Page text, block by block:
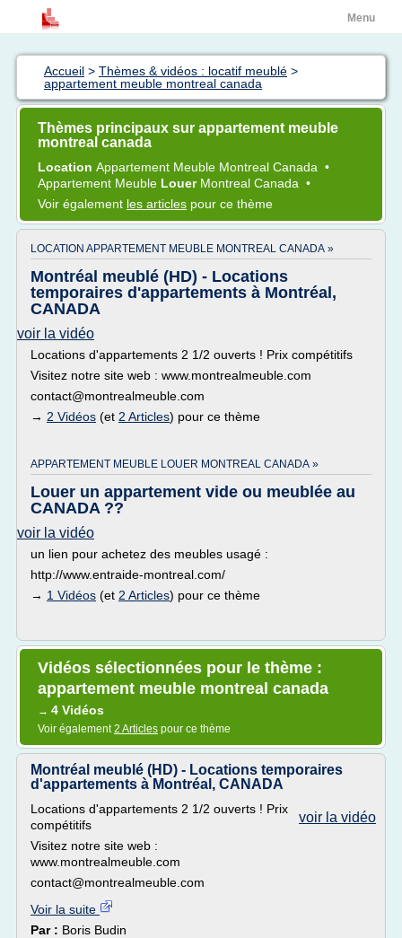
Menu
Accueil > Thèmes & vidéos : locatif meublé >
appartement meuble montreal canada
Thèmes principaux sur appartement meuble
montreal canada
Location Appartement Meuble Montreal Canada •
Appartement Meuble Louer Montreal Canada •
Voir également les articles pour ce thème
LOCATION APPARTEMENT MEUBLE MONTREAL CANADA »
Montréal meublé (HD) - Locations
temporaires d'appartements à Montréal,
CANADA
voir la vidéo
Locations d'appartements 2 1/2 ouverts ! Prix compétitifs
Visitez notre site web : www.montrealmeuble.com
contact@montrealmeuble.com
→ 2 Vidéos (et 2 Articles) pour ce thème
APPARTEMENT MEUBLE LOUER MONTREAL CANADA »
Louer un appartement vide ou meublée au
CANADA ??
voir la vidéo
un lien pour achetez des meubles usagé :
http://www.entraide-montreal.com/
→ 1 Vidéos (et 2 Articles) pour ce thème
Vidéos sélectionnées pour le thème :
appartement meuble montreal canada
→ 4 Vidéos
Voir également2 Articles pour ce thème
Montréal meublé (HD) - Locations temporaires
d'appartements à Montréal, CANADA
voir la vidéo
Locations d'appartements 2 1/2 ouverts ! Prix
compétitifs
Visitez notre site web :
www.montrealmeuble.com
contact@montrealmeuble.com
Voir la suite
Par : Boris Budin